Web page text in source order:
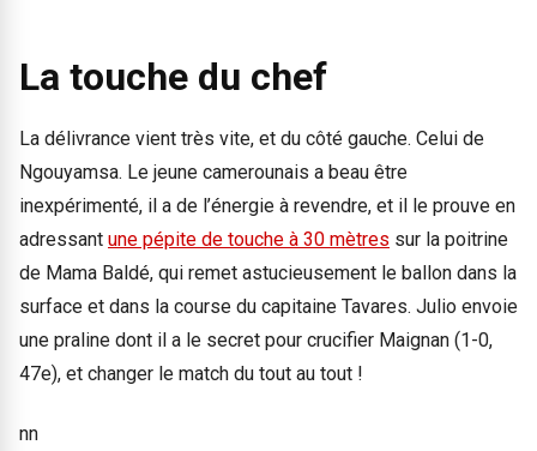
La touche du chef
La délivrance vient très vite, et du côté gauche. Celui de
Ngouyamsa. Le jeune camerounais a beau être
inexpérimenté, il a de l’énergie à revendre, et il le prouve en
adressant une pépite de touche à 30 mètres sur la poitrine
de Mama Baldé, qui remet astucieusement le ballon dans la
surface et dans la course du capitaine Tavares. Julio envoie
une praline dont il a le secret pour crucifier Maignan (1-0,
47e), et changer le match du tout au tout !
nn